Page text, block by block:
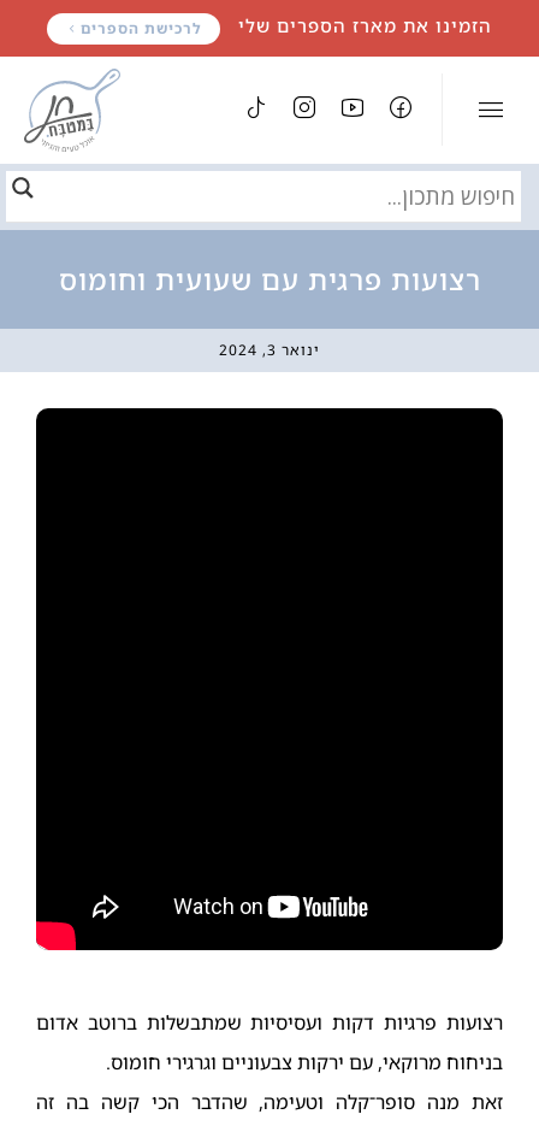
הזמינו את מארז הספרים שלי לרכישת הספרים
רצועות פרגית עם שעועית וחומוס
ינואר 3, 2024
רצועות פרגיות דקות ועסיסיות שמתבשלות ברוטב אדום
בניחוח מרוקאי, עם ירקות צבעוניים וגרגירי חומוס.
זאת מנה סופר־קלה וטעימה, שהדבר הכי קשה בה זה